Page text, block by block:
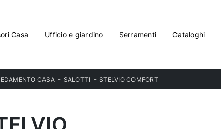
Casa Ufficio e giardino Serramenti Cataloghi
CASA- SALOTTI - STELVIO COMFORT